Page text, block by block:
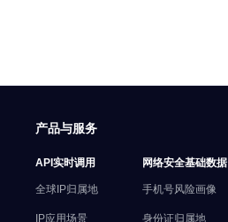
产品与服务
API实时调用
全球IP归属地
IP应用场景
网络安全基础数据
手机号风险画像
身份证归属地